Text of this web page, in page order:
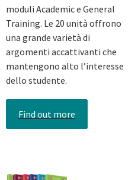
moduli Academic e General
Training. Le 20 unità offrono
una grande varietà di
argomenti accattivanti che
mantengono alto l’interesse
dello studente.
Find out more